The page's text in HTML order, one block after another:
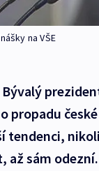
na VŠE
Bývalý
propadu
tendenci,
až sám